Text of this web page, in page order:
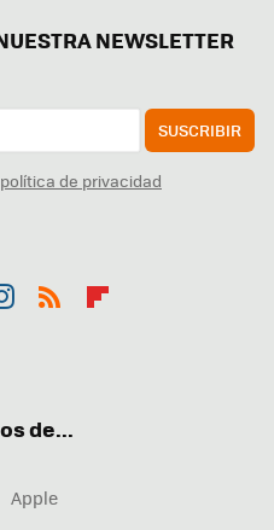
NEWSLETTER
SUSCRIBIR
política de privacidad
de...
Apple